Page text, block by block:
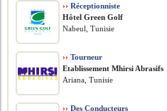
›› Réceptionniste
Hôtel Green Golf
Nabeul, Tunisie
›› Tourneur
Etablissement Mhirsi Abrasifs
Ariana, Tunisie
›› Des Conducteurs